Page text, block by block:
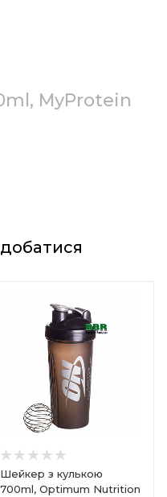
MyProtein
Шейкер з кулькою
700ml, Optimum Nutrition